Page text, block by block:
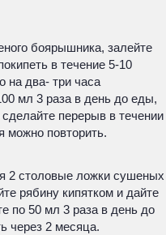
боярышника, залейте
в течение 5-10
на два- три часа
мл 3 раза в день до еды,
перерыв в течении
можно повторить.
2 столовые ложки сушеных
рябину кипятком и дайте
по 50 мл 3 раза в день до
через 2 месяца.